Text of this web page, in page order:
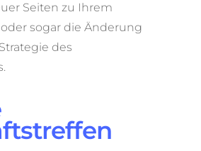
Seiten zu Ihrem
sogar die Änderung
des